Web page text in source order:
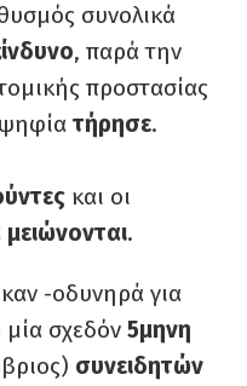
συνολικά
, παρά την
προστασίας
τήρησε.
και οι
μειώνονται.
-οδυνηρά για
σχεδόν 5μηνη
συνειδητών